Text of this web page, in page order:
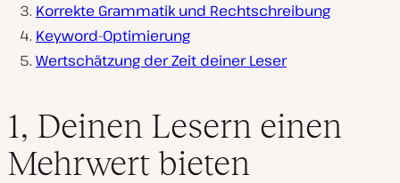
Korrekte Grammatik und Rechtschreibung
Keyword-Optimierung
Wertschätzung der Zeit deiner Leser
1, Deinen Lesern einen
Mehrwert bieten